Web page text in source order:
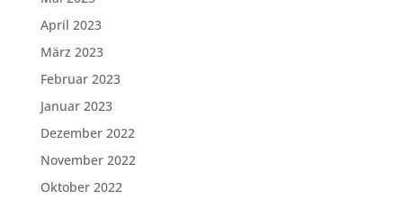
April 2023
März 2023
Februar 2023
Januar 2023
Dezember 2022
November 2022
Oktober 2022